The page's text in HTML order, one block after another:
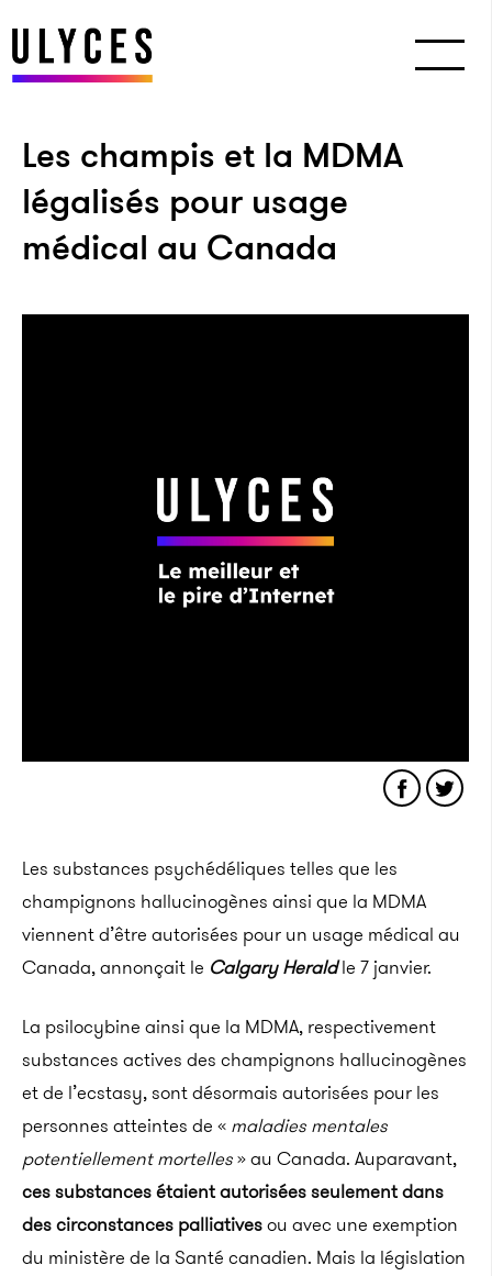
Les champis et la MDMA
légalisés pour usage
médical au Canada
Les substances psychédéliques telles que les
champignons hallucinogènes ainsi que la MDMA
viennent d’être autorisées pour un usage médical au
Canada, annonçait le Calgary Heraldle 7 janvier.
La psilocybine ainsi que la MDMA, respectivement
substances actives des champignons hallucinogènes
et de l’ecstasy, sont désormais autorisées pour les
personnes atteintes de « maladies mentales
potentiellement mortelles» au Canada. Auparavant,
ces substances étaient autorisées seulement dans
des circonstances palliativesou avec une exemption
du ministère de la Santé canadien. Mais la législation